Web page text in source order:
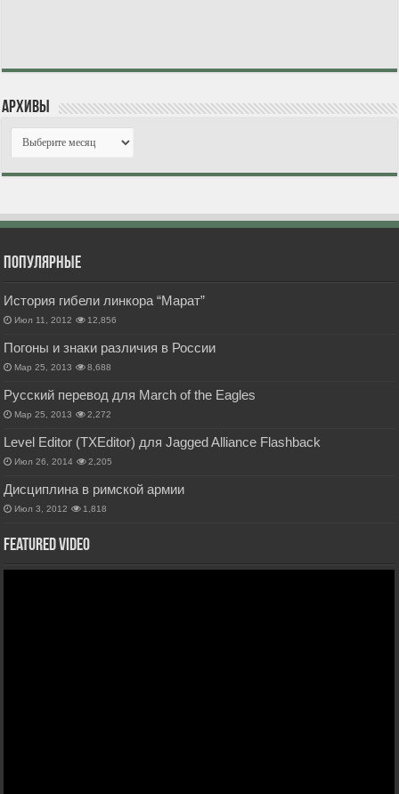
Архивы
Популярные
История гибели линкора “Марат”
Июл 11, 2012 12,856
Погоны и знаки различия в России
Мар 25, 2013 8,688
Русский перевод для March of the Eagles
Мар 25, 2013 2,272
Level Editor (TXEditor) для Jagged Alliance Flashback
Июл 26, 2014 2,205
Дисциплина в римской армии
Июл 3, 2012 1,818
Featured Video